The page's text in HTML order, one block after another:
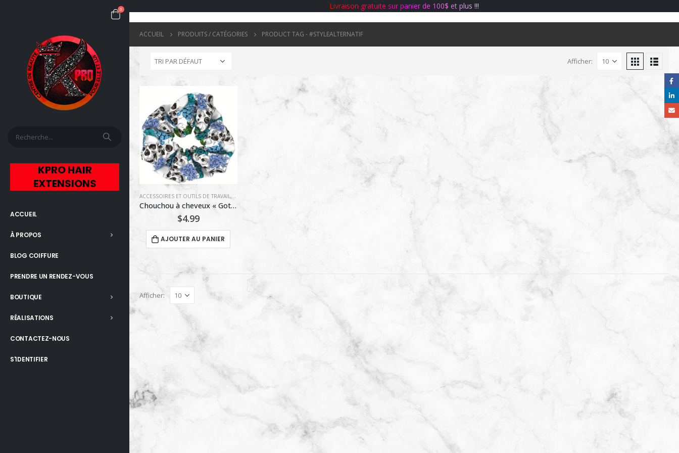
0
KPRO HAIR
EXTENSIONS
ACCUEIL
À PROPOS
BLOG COIFFURE
PRENDRE UN RENDEZ-VOUS
BOUTIQUE
RÉALISATIONS
CONTACTEZ-NOUS
S'IDENTIFIER
Livraison gratuite sur panier de 100$ et plus !!!
ACCUEIL PRODUITS / CATÉGORIES PRODUCT TAG -#STYLEALTERNATIF
Afficher:
ACCESSOIRES ET OUTILS DE TRAVAIL ,
Chouchou à cheveux « Gothic Bloom » – Motif Crânes et Fleurs Succulentes Bleu Azur
$4.99
AJOUTER AU PANIER
Afficher: